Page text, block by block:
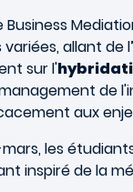
Business
allant de
sur l'
de
aux
les
inspiré de la